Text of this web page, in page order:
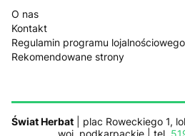
O nas
Kontakt
Regulamin programu lojalnościowego
Rekomendowane strony
Świat Herbat | plac Roweckiego 1,
woj. podkarpackie | tel.